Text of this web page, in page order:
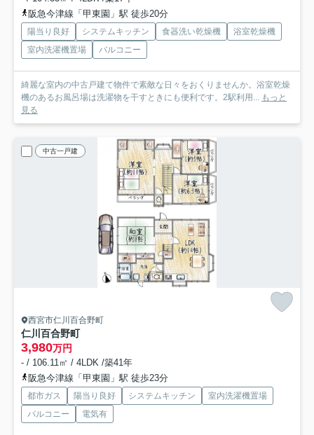
阪急今津線「甲東園」駅 徒歩20分
陽当り良好 システムキッチン 食器洗い乾燥機
浴室乾燥機
室内洗濯機置場
バルコニー
綺麗な室内の中古戸建て物件で素敵な日々をおくりませんか。浴室乾燥
機のあるお風呂場は洗濯物を干すときにも便利です。2駅利用... もっと
見る
中古一戸建
西宮市仁川百合野町
仁川百合野町
3,980万円
- / 106.11㎡ / 4LDK /築41年
阪急今津線「甲東園」駅 徒歩23分
都市ガス 陽当り良好 システムキッチン
室内洗濯機置場
バルコニー
電気有